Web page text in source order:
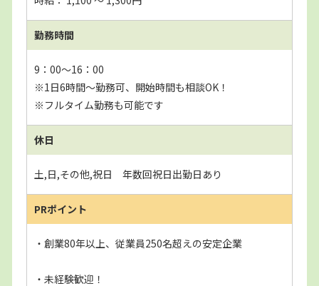
勤務時間
9：00～16：00
※1日6時間～勤務可、開始時間も相談OK！
※フルタイム勤務も可能です
休日
土,日,その他,祝日 年数回祝日出勤日あり
PRポイント
・創業80年以上、従業員250名超えの安定企業
・未経験歓迎！